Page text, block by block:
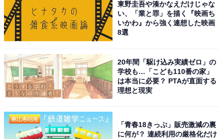
その中心にある大型複合遊具「サボテンタワー」は、児
童向け・幼児向け・乳幼児向けの3種がそろい、年齢の
離れたきょうだいでも一緒に遊べます。乳幼児向けエリ
な子どもを安心して遊ばせられます。
夏は遊具広場に隣接した「ぴょんぴょん噴水」が人気ス
ルに吹き上がる水に子どもたちが大はしゃぎします。着
替えを持参して水遊びを楽しみましょう。公園内には陸
東野圭吾や湊かなえだけじゃな
い、「業と罪」を描く『映画ち
いかわ』から強く連想した映画
8選
20年間「駆け込み実績ゼロ」の
学校も…「こども110番の家」
は本当に必要？ PTAが直面する
理想と現実
「青春18きっぷ」販売激減の裏
に何が？ 連続利用の厳格化だけ